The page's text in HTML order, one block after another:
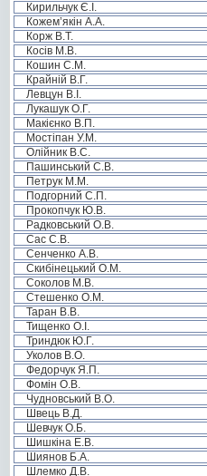
Кирильчук Є.І.
Кожем’якін А.А.
Корж В.Т.
Косів М.В.
Кошин С.М.
Крайній В.Г.
Левцун В.І.
Лукашук О.Г.
Макієнко В.П.
Мостіпан У.М.
Олійник В.С.
Пашинський С.В.
Петрук М.М.
Подгорний С.П.
Прокопчук Ю.В.
Радковський О.В.
Сас С.В.
Сенченко А.В.
Скибінецький О.М.
Соколов М.В.
Стешенко О.М.
Таран В.В.
Тищенко О.І.
Триндюк Ю.Г.
Уколов В.О.
Федорчук Я.П.
Фомін О.В.
Чудновський В.О.
Швець В.Д.
Шевчук О.Б.
Шишкіна Е.В.
Шиянов Б.А.
Шлемко Д.В.